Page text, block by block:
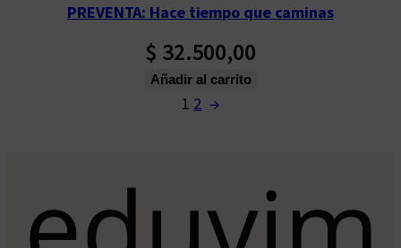
PREVENTA: Hace tiempo que caminas
$ 32.500,00
Añadir al carrito
1 2 →